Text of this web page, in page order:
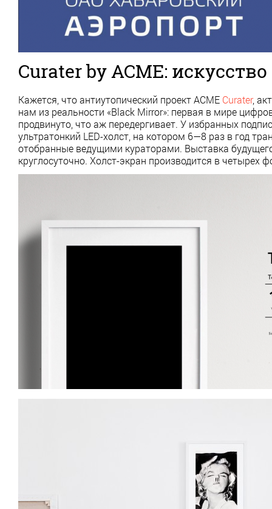
Curater by ACME:
Кажется, что антиутопический проект ACME Curater,
нам из реальности «Black Mirror»: первая в мире
продвинуто, что аж передергивает. У избранных
ультратонкий LED-холст, на котором 6—8 раз в год
отобранные ведущими кураторами. Выставка
круглосуточно. Холст-экран производится в четырех